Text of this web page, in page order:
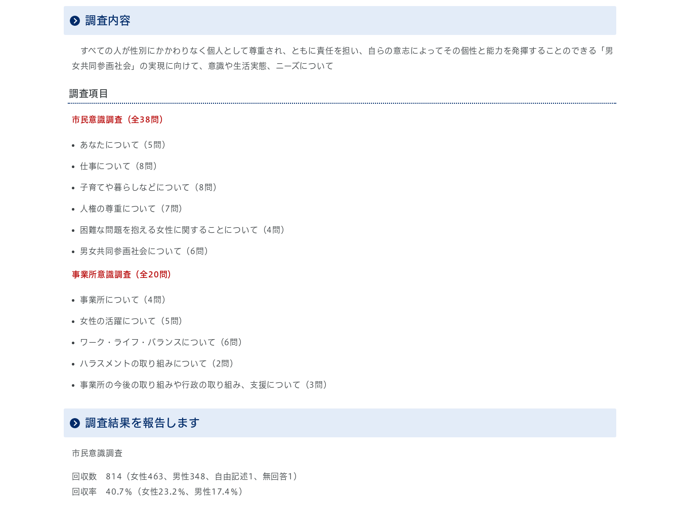
調査内容
すべての人が性別にかかわりなく個人として尊重され、ともに責任を担い、自らの意志によってその個性と能力を発揮することのできる「男
女共同参画社会」の実現に向けて、意識や生活実態、ニーズについて
調査項目
市民意識調査（全38問）
あなたについて（5問）
仕事について（8問）
子育てや暮らしなどについて（8問）
人権の尊重について（7問）
困難な問題を抱える女性に関することについて（4問）
男女共同参画社会について（6問）
事業所意識調査（全20問）
事業所について（4問）
女性の活躍について（5問）
ワーク・ライフ・バランスについて（6問）
ハラスメントの取り組みについて（2問）
事業所の今後の取り組みや行政の取り組み、支援について（3問）
調査結果を報告します
市民意識調査
回収数 814（女性463、男性348、自由記述1、無回答1）
回収率 40.7％（女性23.2％、男性17.4％）